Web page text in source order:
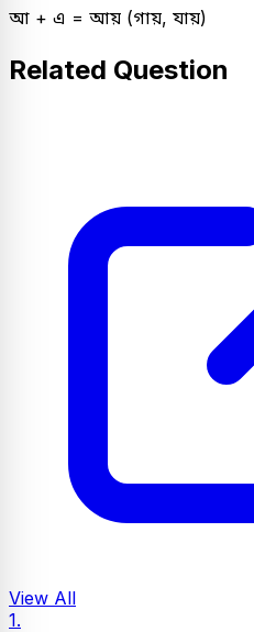
আ + এ = আয় (গায়, যায়)
Related Question
View All
1.